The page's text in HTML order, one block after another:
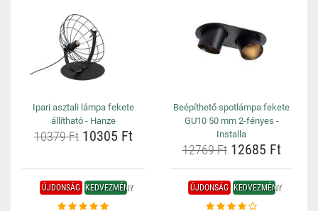
Ipari asztali lámpa fekete
állítható - Hanze
10379 Ft10305 Ft
Beépíthető spotlámpa fekete
GU10 50 mm 2-fényes -
Installa
12769 Ft12685 Ft
ÚJDONSÁG KEDVEZMÉNY ÚJDONSÁG KEDVEZMÉNY